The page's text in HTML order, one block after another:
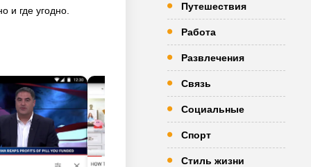
и где угодно.
Путешествия
Работа
Развлечения
Связь
Социальные
Спорт
Стиль жизни